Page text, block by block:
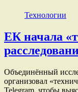
Технологии
ЕК начала
Объединённый
организовал
Telegram, чтобы